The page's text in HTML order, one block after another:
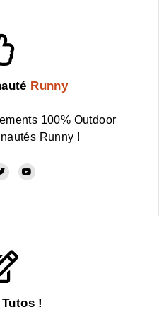
Runny
100% Outdoor
Runny !
!